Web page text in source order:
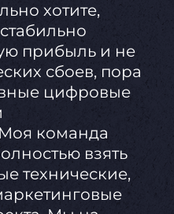
хотите,
прибыль и не
сбоев, пора
цифровые
команда
взять
технические,